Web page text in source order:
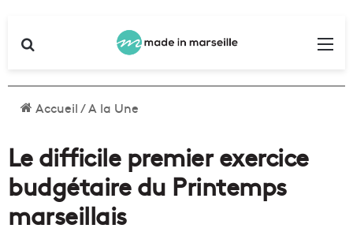
Accueil/A la Une
Le difficile premier exercice
budgétaire du Printemps
marseillais